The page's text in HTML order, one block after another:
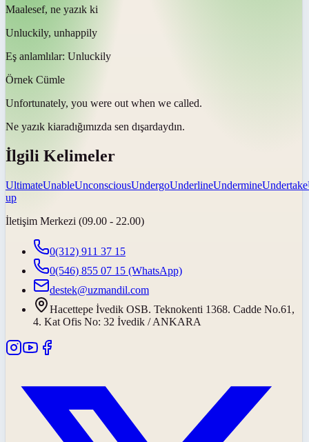
Maalesef, ne yazık ki
Unluckily, unhappily
Eş anlamlılar: Unluckily
Örnek Cümle
Unfortunately, you were out when we called.
Ne yazık kiaradığımızda sen dışardaydın.
İlgili Kelimeler
UltimateUnableUnconsciousUndergoUnderlineUndermineUndertake
up
İletişim Merkezi (09.00 - 22.00)
0(312) 911 37 15
0(546) 855 07 15 (WhatsApp)
destek@uzmandil.com
Hacettepe İvedik OSB. Teknokenti 1368. Cadde No.61,
4. Kat Ofis No: 32 İvedik / ANKARA